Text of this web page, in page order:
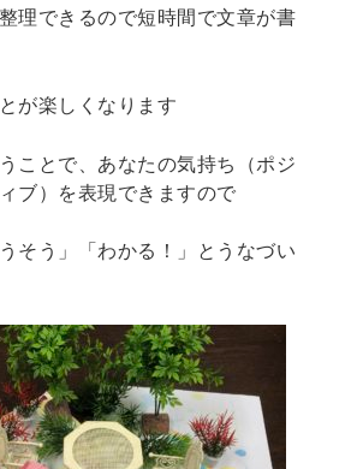
理できるので短時間で文章が書
が楽しくなります
ことで、あなたの気持ち（ポジ
ブ）を表現できますので
そう」「わかる！」とうなづい